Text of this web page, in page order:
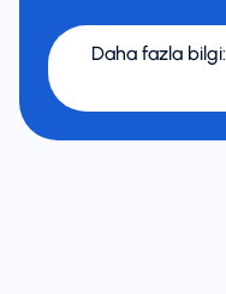
Daha fazla bilgi: